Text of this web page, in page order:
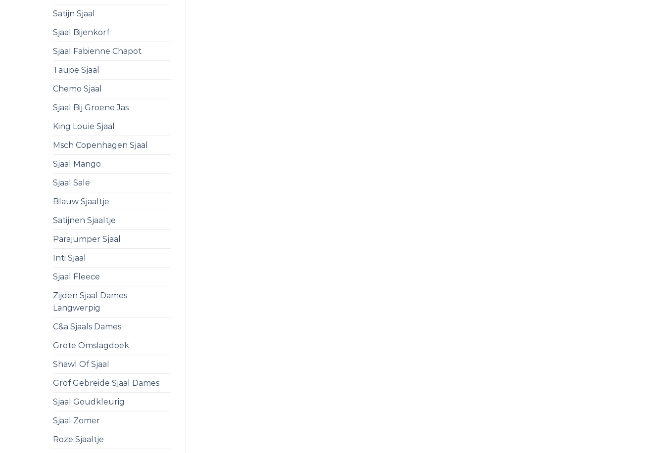
Satijn Sjaal
Sjaal Bijenkorf
Sjaal Fabienne Chapot
Taupe Sjaal
Chemo Sjaal
Sjaal Bij Groene Jas
King Louie Sjaal
Msch Copenhagen Sjaal
Sjaal Mango
Sjaal Sale
Blauw Sjaaltje
Satijnen Sjaaltje
Parajumper Sjaal
Inti Sjaal
Sjaal Fleece
Zijden Sjaal Dames
Langwerpig
C&a Sjaals Dames
Grote Omslagdoek
Shawl Of Sjaal
Grof Gebreide Sjaal Dames
Sjaal Goudkleurig
Sjaal Zomer
Roze Sjaaltje